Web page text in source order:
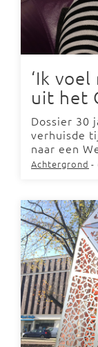
‘Ik
uit het
Dossier 30
verhuisde
naar een
Achtergrond -